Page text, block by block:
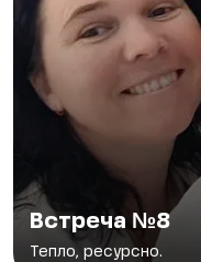
Встреча №8
Тепло, ресурсно.